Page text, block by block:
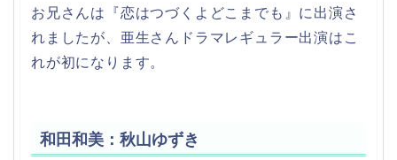
お兄さんは『恋はつづくよどこまでも』に出演さ
れましたが、亜生さんドラマレギュラー出演はこ
れが初になります。
和田和美：秋山ゆずき